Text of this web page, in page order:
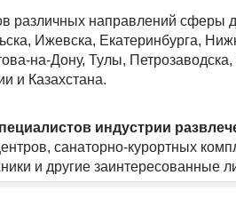
различных направлений сферы
Ижевска, Екатеринбурга,
на-Дону, Тулы,
и Казахстана.
индустрии
санаторно-курортных
и другие заинтересованные